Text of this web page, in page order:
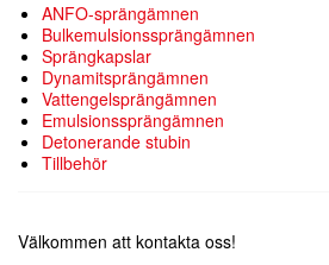
ANFO-sprängämnen
Bulkemulsionssprängämnen
Sprängkapslar
Dynamitsprängämnen
Vattengelsprängämnen
Emulsionssprängämnen
Detonerande stubin
Tillbehör
Välkommen att kontakta oss!